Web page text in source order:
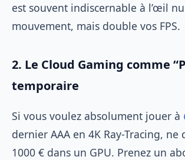
est souvent indiscernable à l’œil
mouvement, mais double vos FPS.
2. Le Cloud Gaming comme
temporaire
Si vous voulez absolument jouer à
dernier AAA en 4K Ray-Tracing, ne
1000 € dans un GPU. Prenez un